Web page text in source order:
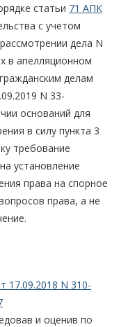
статьи 71 АПК
с учетом
дела N
в апелляционном
делам
N 33-
оснований для
в силу пункта 3
требование
установление
права на спорное
права, а не
17.09.2018 N 310-
и оценив по